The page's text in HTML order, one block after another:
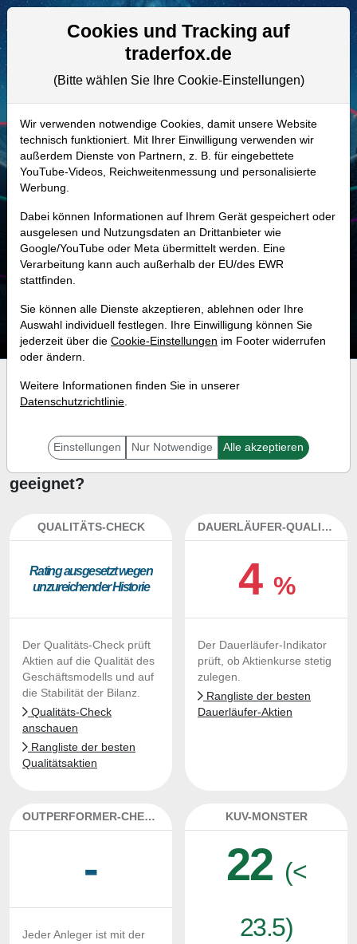
Aktien- und Artikelsuche
A41E0R | DS4–Ambiq Micro Aktie
Realtime-Aktienkurs:
-
-
Marktkapitalisierung 1,56 Mrd. USD
Unternehmenswert 1,36 Mrd. USD
Investment-Check:
Kaufempfehlung?
Ist die Aktie von Ambiq Micro
zum Kaufen und Liegenlassen
geeignet?
QUALITÄTS-CHECK
Ra­ting aus­ge­setzt we­gen
un­zu­rei­chen­der His­to­rie
Der Qualitäts-Check prüft
Aktien auf die Qualität des
Geschäftsmodells und auf
die Stabilität der Bilanz.
Qualitäts-Check
anschauen
Rangliste der besten
Qualitätsaktien
DAUERLÄUFER-QUALITÄTEN
4 %
Der Dauerläufer-Indikator
prüft, ob Aktienkurse stetig
zulegen.
Rangliste der besten
Dauerläufer-Aktien
OUTPERFORMER-CHECK
-
Jeder Anleger ist mit der
KUV-MONSTER
22 (<
23.5)
Cookies und Tracking auf
traderfox.de
(Bitte wählen Sie Ihre Cookie-Einstellungen)
Wir verwenden notwendige Cookies, damit unsere Website
technisch funktioniert. Mit Ihrer Einwilligung verwenden wir
außerdem Dienste von Partnern, z. B. für eingebettete
YouTube-Videos, Reichweitenmessung und personalisierte
Werbung.
Dabei können Informationen auf Ihrem Gerät gespeichert oder
ausgelesen und Nutzungsdaten an Drittanbieter wie
Google/YouTube oder Meta übermittelt werden. Eine
Verarbeitung kann auch außerhalb der EU/des EWR
stattfinden.
Sie können alle Dienste akzeptieren, ablehnen oder Ihre
Auswahl individuell festlegen. Ihre Einwilligung können Sie
jederzeit über die Cookie-Einstellungen im Footer widerrufen
oder ändern.
Weitere Informationen finden Sie in unserer
Datenschutzrichtlinie.
Einstellungen Nur Notwendige Alle akzeptieren